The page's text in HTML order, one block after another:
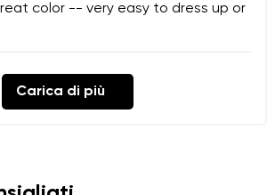
color -- very easy to dress up or
Carica di più